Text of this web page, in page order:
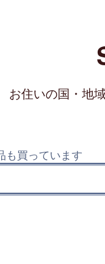
お住いの国・地
も買っています